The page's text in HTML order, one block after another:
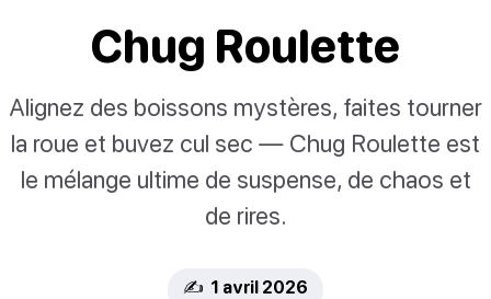
Chug Roulette
Alignez des boissons mystères, faites tourner
la roue et buvez cul sec — Chug Roulette est
le mélange ultime de suspense, de chaos et
de rires.
✍️ 1 avril 2026